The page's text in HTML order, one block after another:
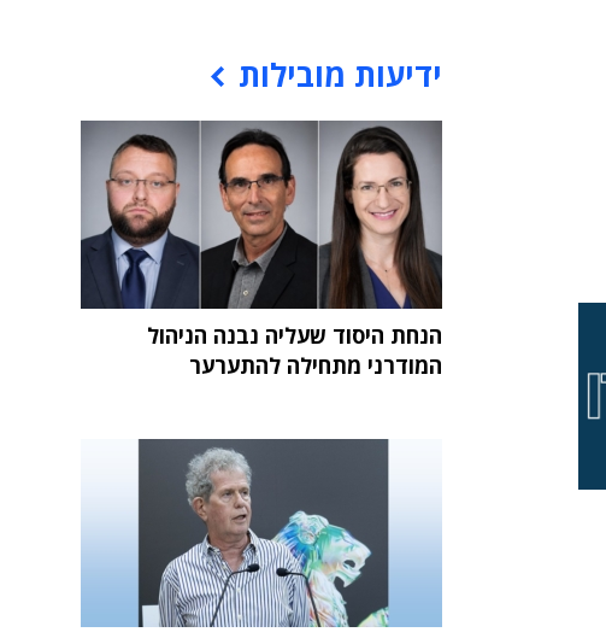
ידיעות מובילות
הנחת היסוד שעליה נבנה הניהול
המודרני מתחילה להתערער